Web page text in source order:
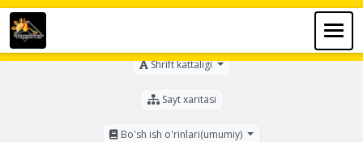
Shrift kattaligi
Sayt xaritasi
Bo'sh ish o'rinlari(umumiy)